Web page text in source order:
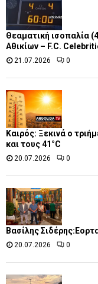
Θεαματική ισοπαλία
Αθικίων – F.C.
21.07.2026 0
Καιρός: Ξεκινά ο
και τους 41°C
20.07.2026 0
Βασίλης
20.07.2026 0